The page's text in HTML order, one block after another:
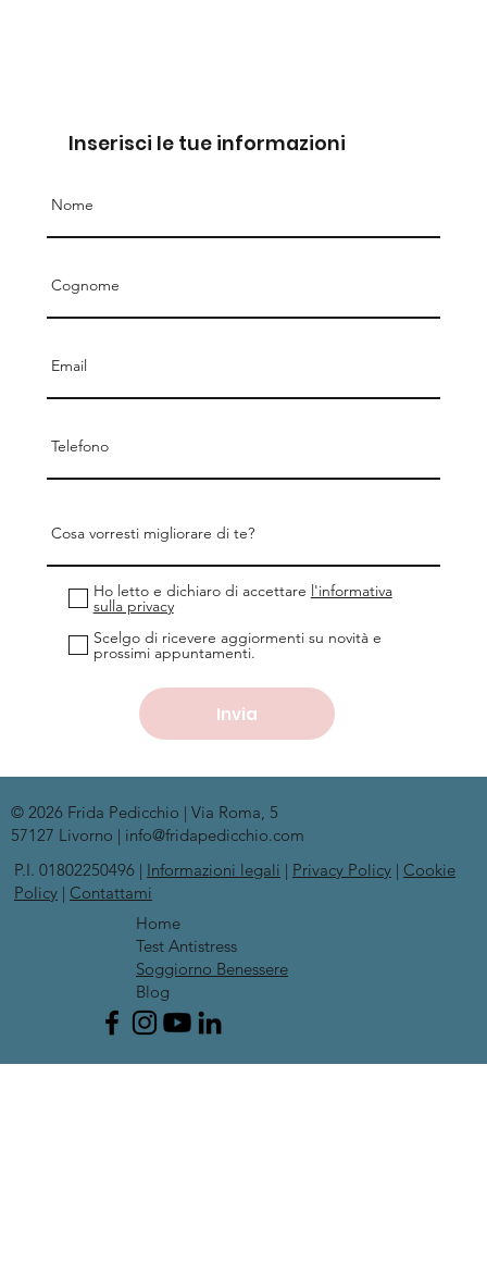
Inserisci le tue informazioni
Invia
Ho letto e dichiaro di accettare l'informativa
sulla privacy
Scelgo di ricevere aggiormenti su novità e
prossimi appuntamenti.
© 2026 Frida Pedicchio | Via Roma, 5
57127 Livorno | info@fridapedicchio.com
Home
Test Antistress
Soggiorno Benessere
Blog
P.I. 01802250496 | Informazioni legali | Privacy Policy| Cookie
Policy| Contattami